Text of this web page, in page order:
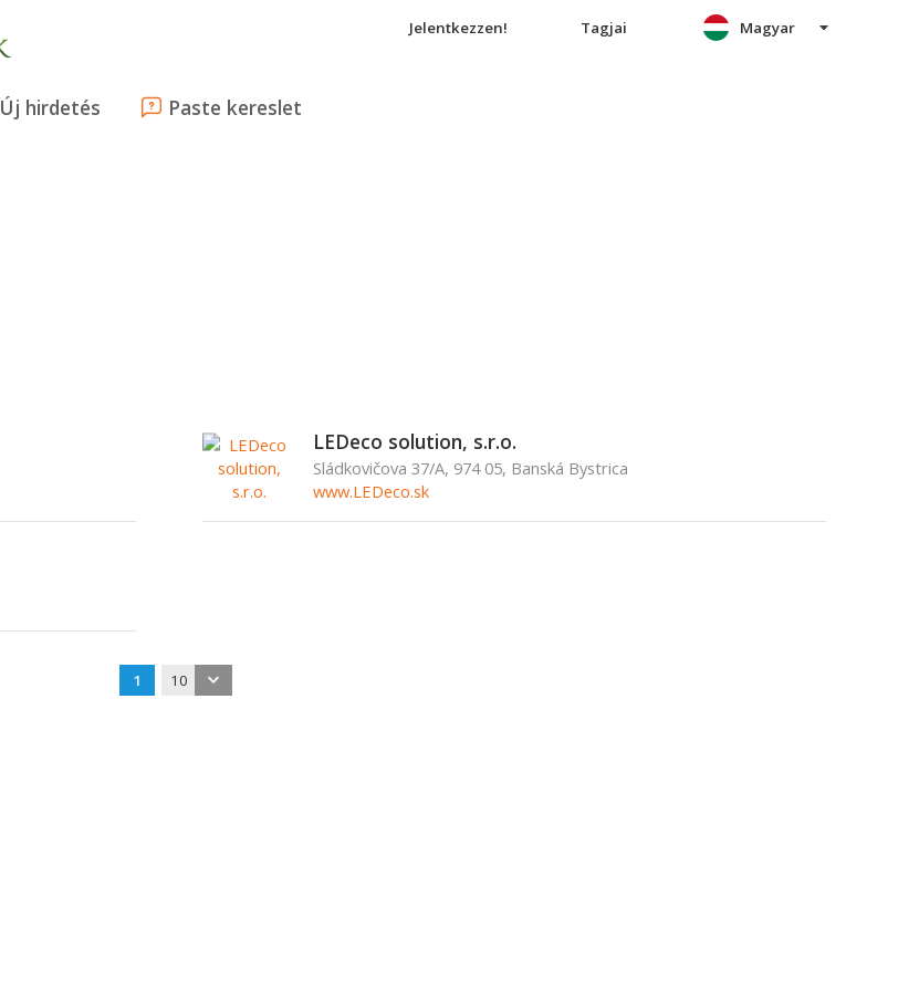
Jelentkezzen! Tagjai
Új hirdetés Paste kereslet
Magyar
LEDeco solution, s.r.o.
Sládkovičova 37/A, 974 05, Banská Bystrica
www.LEDeco.sk
1 10